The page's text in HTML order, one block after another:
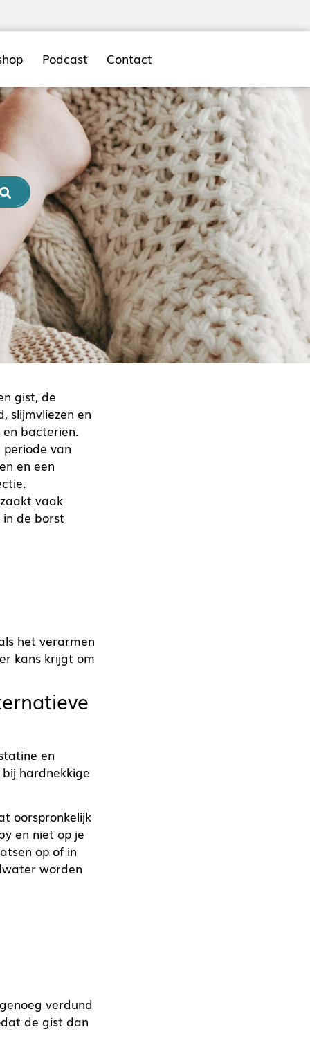
Podcast Contact
gist, de
slijmvliezen en
bacteriën.
van
en een
vaak
de borst
het verarmen
kans krijgt om
en
hardnekkige
oorspronkelijk
en niet op je
op of in
worden
verdund
de gist dan